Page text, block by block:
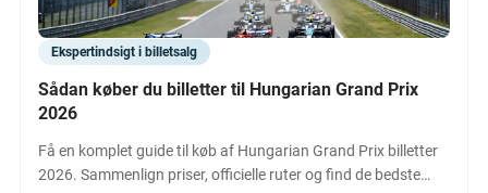
Ekspertindsigt i billetsalg
Sådan køber du billetter til Hungarian Grand Prix
2026
Få en komplet guide til køb af Hungarian Grand Prix billetter
2026. Sammenlign priser, officielle ruter og find de bedste